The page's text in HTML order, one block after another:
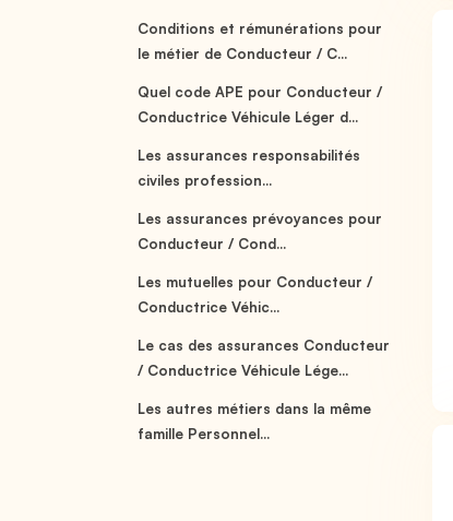
Conditions et rémunérations pour
le métier de Conducteur / C...
Quel code APE pour Conducteur /
Conductrice Véhicule Léger d...
Les assurances responsabilités
civiles profession...
Les assurances prévoyances pour
Conducteur / Cond...
Les mutuelles pour Conducteur /
Conductrice Véhic...
Le cas des assurances Conducteur
/ Conductrice Véhicule Lége...
Les autres métiers dans la même
famille Personnel...